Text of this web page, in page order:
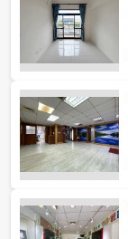
租金(元)
自租
房東自租